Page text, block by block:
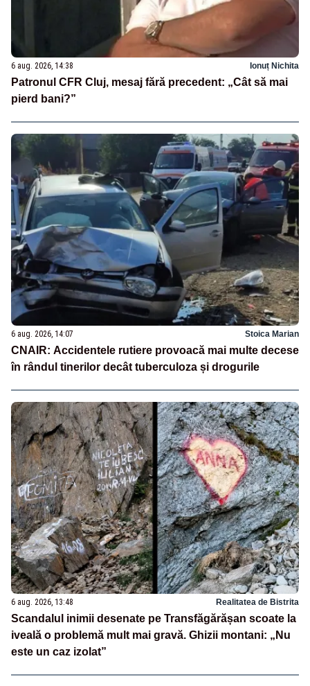
6 aug. 2026, 14:38 Ionuț Nichita
Patronul CFR Cluj, mesaj fără precedent: „Cât să mai
pierd bani?”
6 aug. 2026, 14:07 Stoica Marian
CNAIR: Accidentele rutiere provoacă mai multe decese
în rândul tinerilor decât tuberculoza și drogurile
6 aug. 2026, 13:48 Realitatea de Bistrita
Scandalul inimii desenate pe Transfăgărășan scoate la
iveală o problemă mult mai gravă. Ghizii montani: „Nu
este un caz izolat”